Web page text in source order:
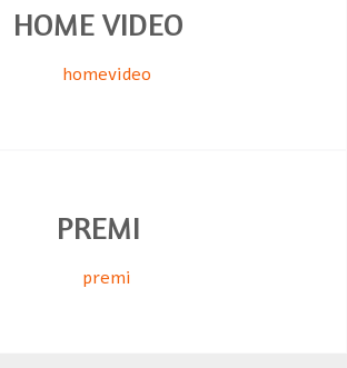
HOME VIDEO
PREMI